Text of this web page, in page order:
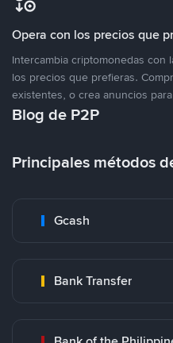
Opera con los precios que
Intercambia criptomonedas con
los precios que prefieras.
existentes, o crea anuncios
Blog de P2P
Principales métodos
Gcash
Bank Transfer